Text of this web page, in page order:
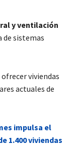
y ventilación
de sistemas
viviendas
actuales de
impulsa el
1.400 viviendas